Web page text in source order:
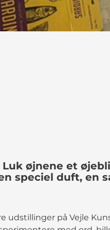
øjnene et
speciel duft, en
udstillinger på Vejle